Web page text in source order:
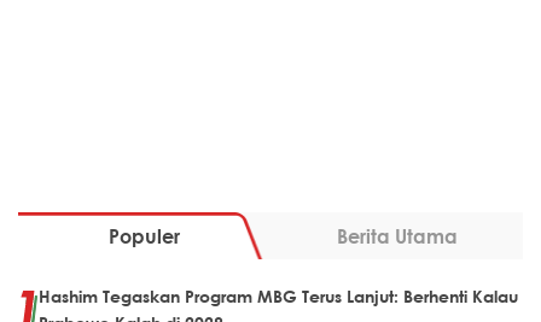
Populer Berita Utama
Hashim Tegaskan Program MBG Terus Lanjut: Berhenti Kalau